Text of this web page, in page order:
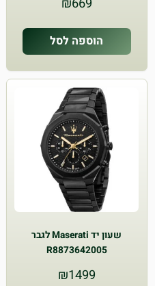
הוספה לסל
שעון יד Maserati לגבר
R8873642005
₪1499